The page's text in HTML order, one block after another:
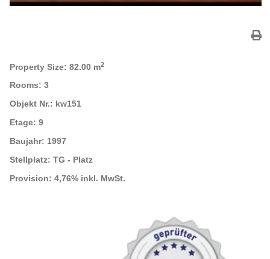
Property Size: 82.00 m2
Rooms: 3
Objekt Nr.: kw151
Etage: 9
Baujahr: 1997
Stellplatz: TG - Platz
Provision: 4,76% inkl. MwSt.